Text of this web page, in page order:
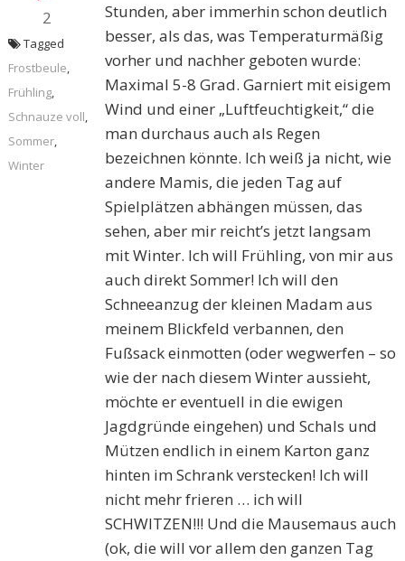
2
Stunden, aber immerhin schon deutlich
besser, als das, was Temperaturmäßig
vorher und nachher geboten wurde:
Maximal 5-8 Grad. Garniert mit eisigem
Wind und einer „Luftfeuchtigkeit,“ die
man durchaus auch als Regen
bezeichnen könnte. Ich weiß ja nicht, wie
andere Mamis, die jeden Tag auf
Spielplätzen abhängen müssen, das
sehen, aber mir reicht’s jetzt langsam
mit Winter. Ich will Frühling, von mir aus
auch direkt Sommer! Ich will den
Schneeanzug der kleinen Madam aus
meinem Blickfeld verbannen, den
Fußsack einmotten (oder wegwerfen – so
wie der nach diesem Winter aussieht,
möchte er eventuell in die ewigen
Jagdgründe eingehen) und Schals und
Mützen endlich in einem Karton ganz
hinten im Schrank verstecken! Ich will
nicht mehr frieren … ich will
SCHWITZEN!!! Und die Mausemaus auch
(ok, die will vor allem den ganzen Tag
Tagged
Frostbeule,
Frühling,
Schnauze voll,
Sommer,
Winter